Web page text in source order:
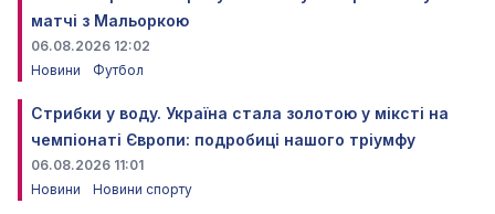
матчі з Мальоркою
06.08.2026 12:02
Новини
Футбол
Стрибки у воду. Україна стала золотою у міксті на
чемпіонаті Європи: подробиці нашого тріумфу
06.08.2026 11:01
Новини
Новини спорту